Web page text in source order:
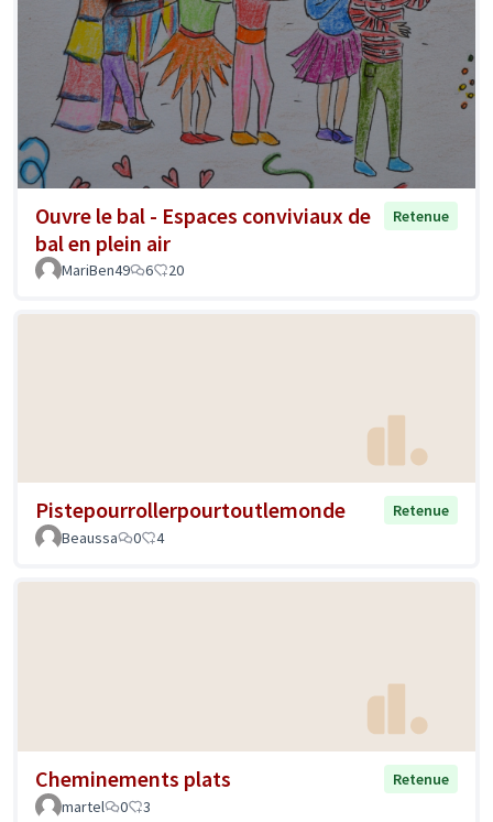
Ouvre le bal - Espaces conviviaux de
bal en plein air
Retenue
MariBen49 6 20
Pistepourrollerpourtoutlemonde
Retenue
Beaussa
0 4
Cheminements plats
Retenue
martel
0 3